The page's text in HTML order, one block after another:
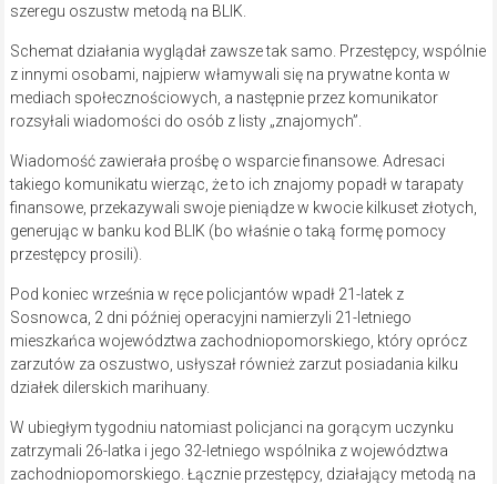
szeregu oszustw metodą na BLIK.
Schemat działania wyglądał zawsze tak samo. Przestępcy, wspólnie
z innymi osobami, najpierw włamywali się na prywatne konta w
mediach społecznościowych, a następnie przez komunikator
rozsyłali wiadomości do osób z listy „znajomych”.
Wiadomość zawierała prośbę o wsparcie finansowe. Adresaci
takiego komunikatu wierząc, że to ich znajomy popadł w tarapaty
finansowe, przekazywali swoje pieniądze w kwocie kilkuset złotych,
generując w banku kod BLIK (bo właśnie o taką formę pomocy
przestępcy prosili).
Pod koniec września w ręce policjantów wpadł 21-latek z
Sosnowca, 2 dni później operacyjni namierzyli 21-letniego
mieszkańca województwa zachodniopomorskiego, który oprócz
zarzutów za oszustwo, usłyszał również zarzut posiadania kilku
działek dilerskich marihuany.
W ubiegłym tygodniu natomiast policjanci na gorącym uczynku
zatrzymali 26-latka i jego 32-letniego wspólnika z województwa
zachodniopomorskiego. Łącznie przestępcy, działający metodą na